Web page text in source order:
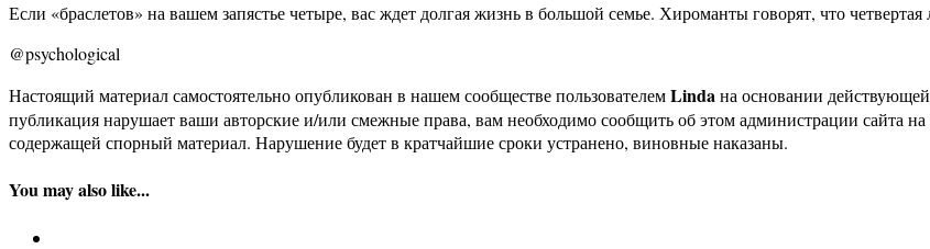
Если «браслетов» на вашем запястье четыре, вас ждет долгая жизнь в большой семье. Хироманты говорят, что
@psychological
Настоящий материал самостоятельно опубликован в нашем сообществе пользователемLindaна основании
публикация нарушает ваши авторские и/или смежные права, вам необходимо сообщить об этом администрации сайта
содержащей спорный материал. Нарушение будет в кратчайшие сроки устранено, виновные наказаны.
You may also like...